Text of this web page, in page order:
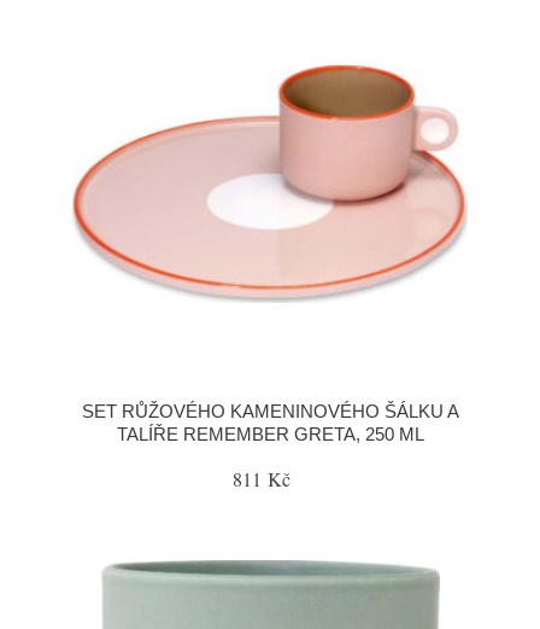
SET RŮŽOVÉHO KAMENINOVÉHO ŠÁLKU A
TALÍŘE REMEMBER GRETA, 250 ML
811 Kč